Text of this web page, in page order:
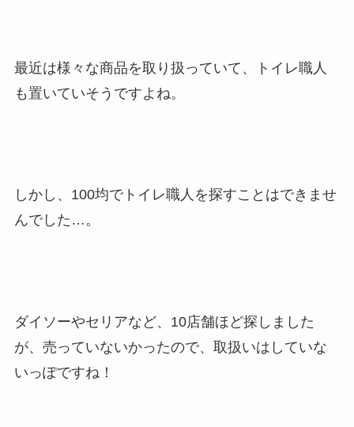
最近は様々な商品を取り扱っていて、トイレ職人
も置いていそうですよね。
しかし、100均でトイレ職人を探すことはできませ
んでした…。
ダイソーやセリアなど、10店舗ほど探しました
が、売っていないかったので、取扱いはしていな
いっぽですね！